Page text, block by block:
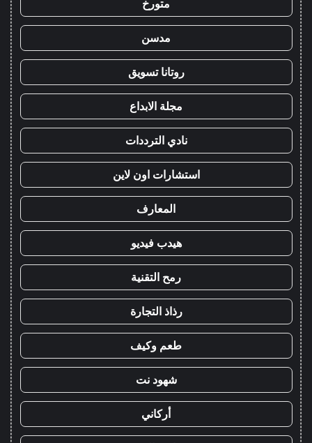
متورخ
مدسن
روتانا تسويق
مجلة الابداع
نادي الترددات
استشارات اون لاين
المعارف
هيدب فيديو
رمح التقنية
رذاذ التجارة
طعم وكيف
شهود نت
أركاني